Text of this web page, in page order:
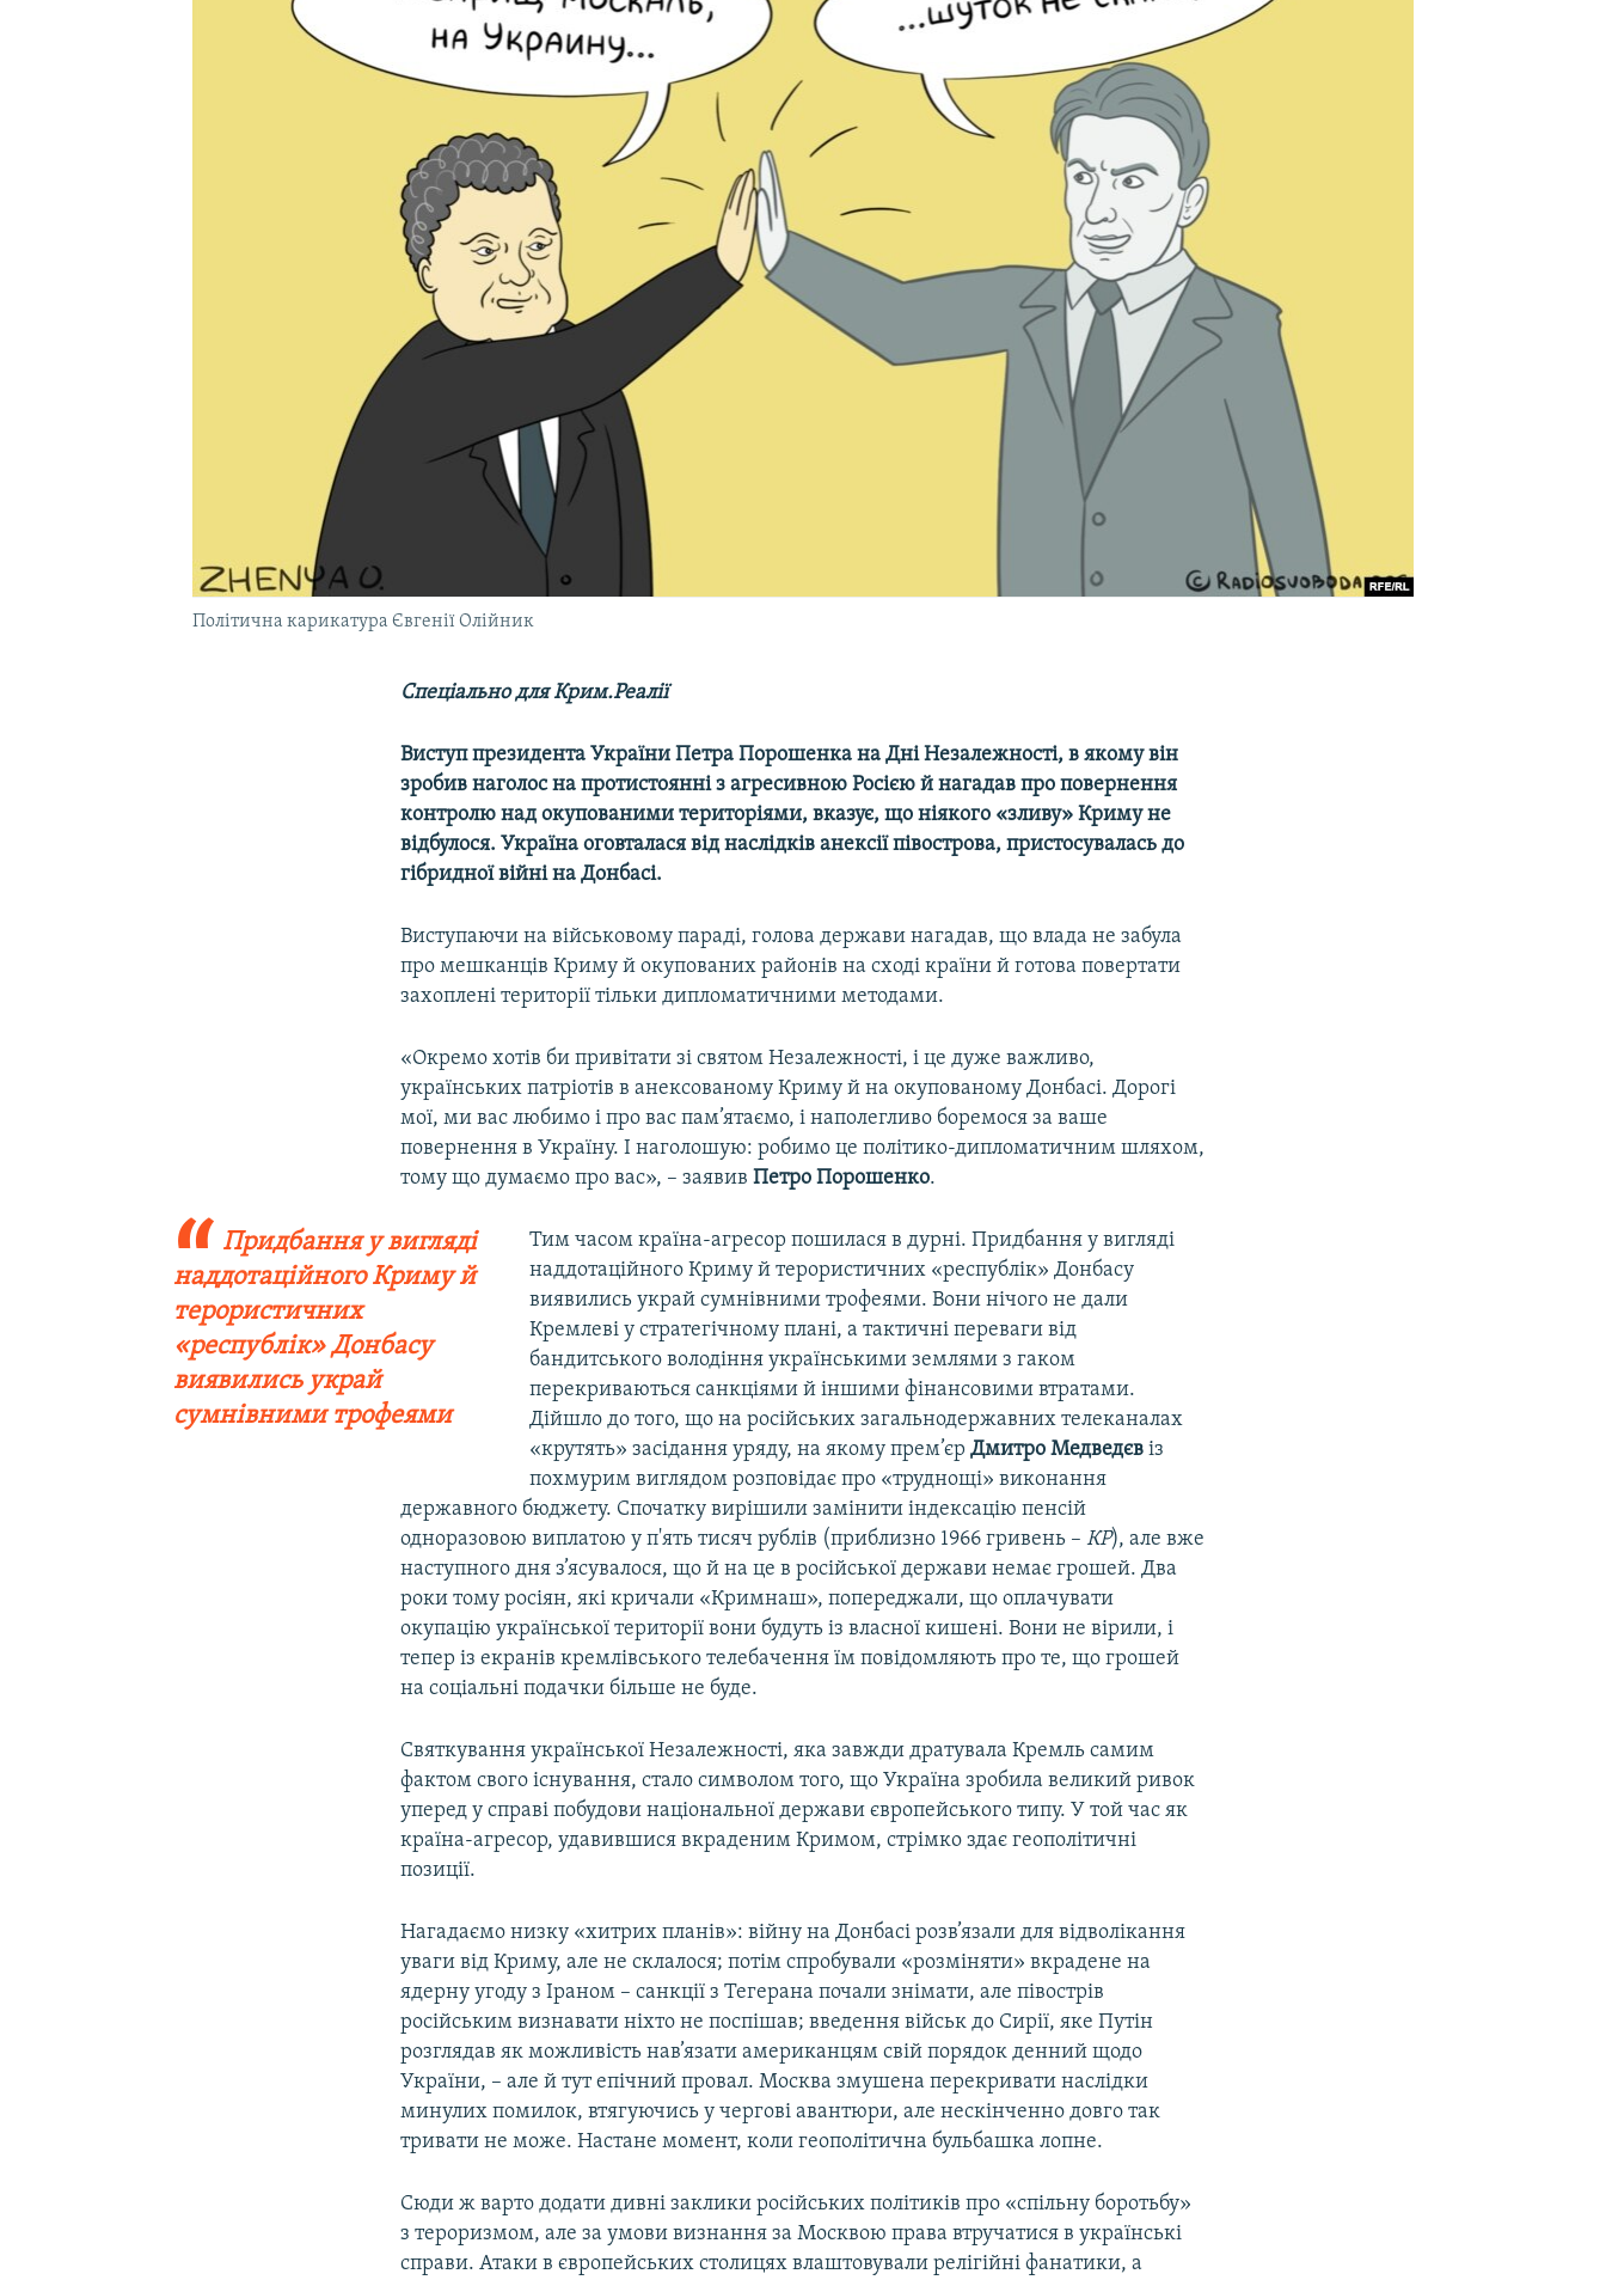
Політична карикатура Євгенії Олійник
Спеціально для Крим.Реалії
Виступ президента України Петра Порошенка на Дні Незалежності, в якому він
зробив наголос на протистоянні з агресивною Росією й нагадав про повернення
контролю над окупованими територіями, вказує, що ніякого «зливу» Криму не
відбулося. Україна оговталася від наслідків анексії півострова, пристосувалась до
гібридної війні на Донбасі.
Виступаючи на військовому параді, голова держави нагадав, що влада не забула
про мешканців Криму й окупованих районів на сході країни й готова повертати
захоплені території тільки дипломатичними методами.
«Окремо хотів би привітати зі святом Незалежності, і це дуже важливо,
українських патріотів в анексованому Криму й на окупованому Донбасі. Дорогі
мої, ми вас любимо і про вас пам’ятаємо, і наполегливо боремося за ваше
повернення в Україну. І наголошую: робимо це політико-дипломатичним шляхом,
тому що думаємо про вас», – заявивПетро Порошенко.
Придбання у вигляді
наддотаційного Криму й
терористичних
«республік» Донбасу
виявились украй
сумнівними трофеями
Тим часом країна-агресор пошилася в дурні. Придбання у вигляді
наддотаційного Криму й терористичних «республік» Донбасу
виявились украй сумнівними трофеями. Вони нічого не дали
Кремлеві у стратегічному плані, а тактичні переваги від
бандитського володіння українськими землями з гаком
перекриваються санкціями й іншими фінансовими втратами.
Дійшло до того, що на російських загальнодержавних телеканалах
«крутять» засідання уряду, на якому прем’єр Дмитро Медведєвіз
похмурим виглядом розповідає про «труднощі» виконання
державного бюджету. Спочатку вирішили замінити індексацію пенсій
одноразовою виплатою у п'ять тисяч рублів (приблизно 1966 гривень –КР), але вже
наступного дня з’ясувалося, що й на це в російської держави немає грошей. Два
роки тому росіян, які кричали «Кримнаш», попереджали, що оплачувати
окупацію української території вони будуть із власної кишені. Вони не вірили, і
тепер із екранів кремлівського телебачення їм повідомляють про те, що грошей
на соціальні подачки більше не буде.
Святкування української Незалежності, яка завжди дратувала Кремль самим
фактом свого існування, стало символом того, що Україна зробила великий ривок
уперед у справі побудови національної держави європейського типу. У той час як
країна-агресор, удавившися вкраденим Кримом, стрімко здає геополітичні
позиції.
Нагадаємо низку «хитрих планів»: війну на Донбасі розв’язали для відволікання
уваги від Криму, але не склалося; потім спробували «розміняти» вкрадене на
ядерну угоду з Іраном – санкції з Тегерана почали знімати, але півострів
російським визнавати ніхто не поспішав; введення військ до Сирії, яке Путін
розглядав як можливість нав’язати американцям свій порядок денний щодо
України, – але й тут епічний провал. Москва змушена перекривати наслідки
минулих помилок, втягуючись у чергові авантюри, але нескінченно довго так
тривати не може. Настане момент, коли геополітична бульбашка лопне.
Сюди ж варто додати дивні заклики російських політиків про «спільну боротьбу»
з тероризмом, але за умови визнання за Москвою права втручатися в українські
справи. Атаки в європейських столицях влаштовували релігійні фанатики, а